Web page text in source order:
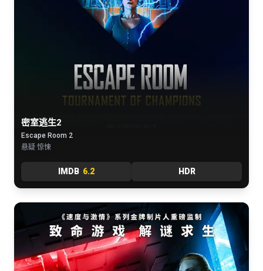
密室逃生2
Escape Room 2
悬疑 惊悚
IMDB 6.2 HDR